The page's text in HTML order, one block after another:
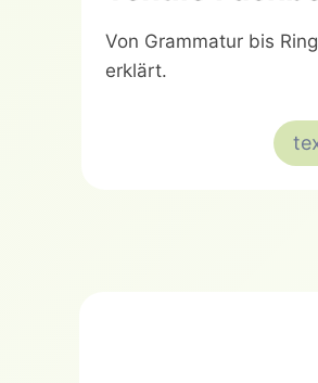
Von Grammatur bis
erklärt.